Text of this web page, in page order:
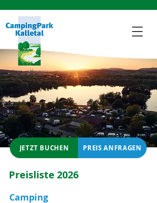
JETZT BUCHEN PREIS ANFRAGEN
Preisliste 2026
Camping